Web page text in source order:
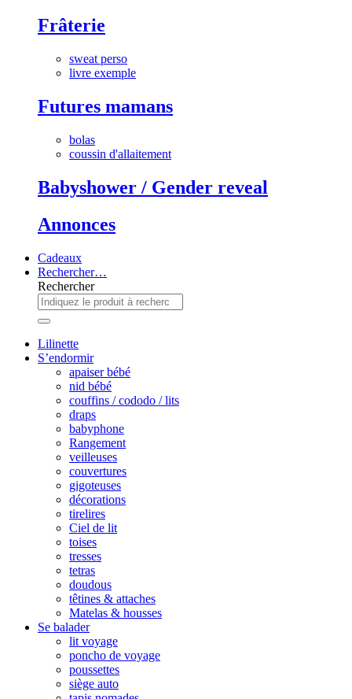
Frâterie
sweat perso
livre exemple
Futures mamans
bolas
coussin d'allaitement
Babyshower / Gender reveal
Annonces
Cadeaux
Rechercher…
Rechercher
Lilinette
S’endormir
apaiser bébé
nid bébé
couffins / cododo / lits
draps
babyphone
Rangement
veilleuses
couvertures
gigoteuses
décorations
tirelires
Ciel de lit
toises
tresses
tetras
doudous
têtines & attaches
Matelas & housses
Se balader
lit voyage
poncho de voyage
poussettes
siège auto